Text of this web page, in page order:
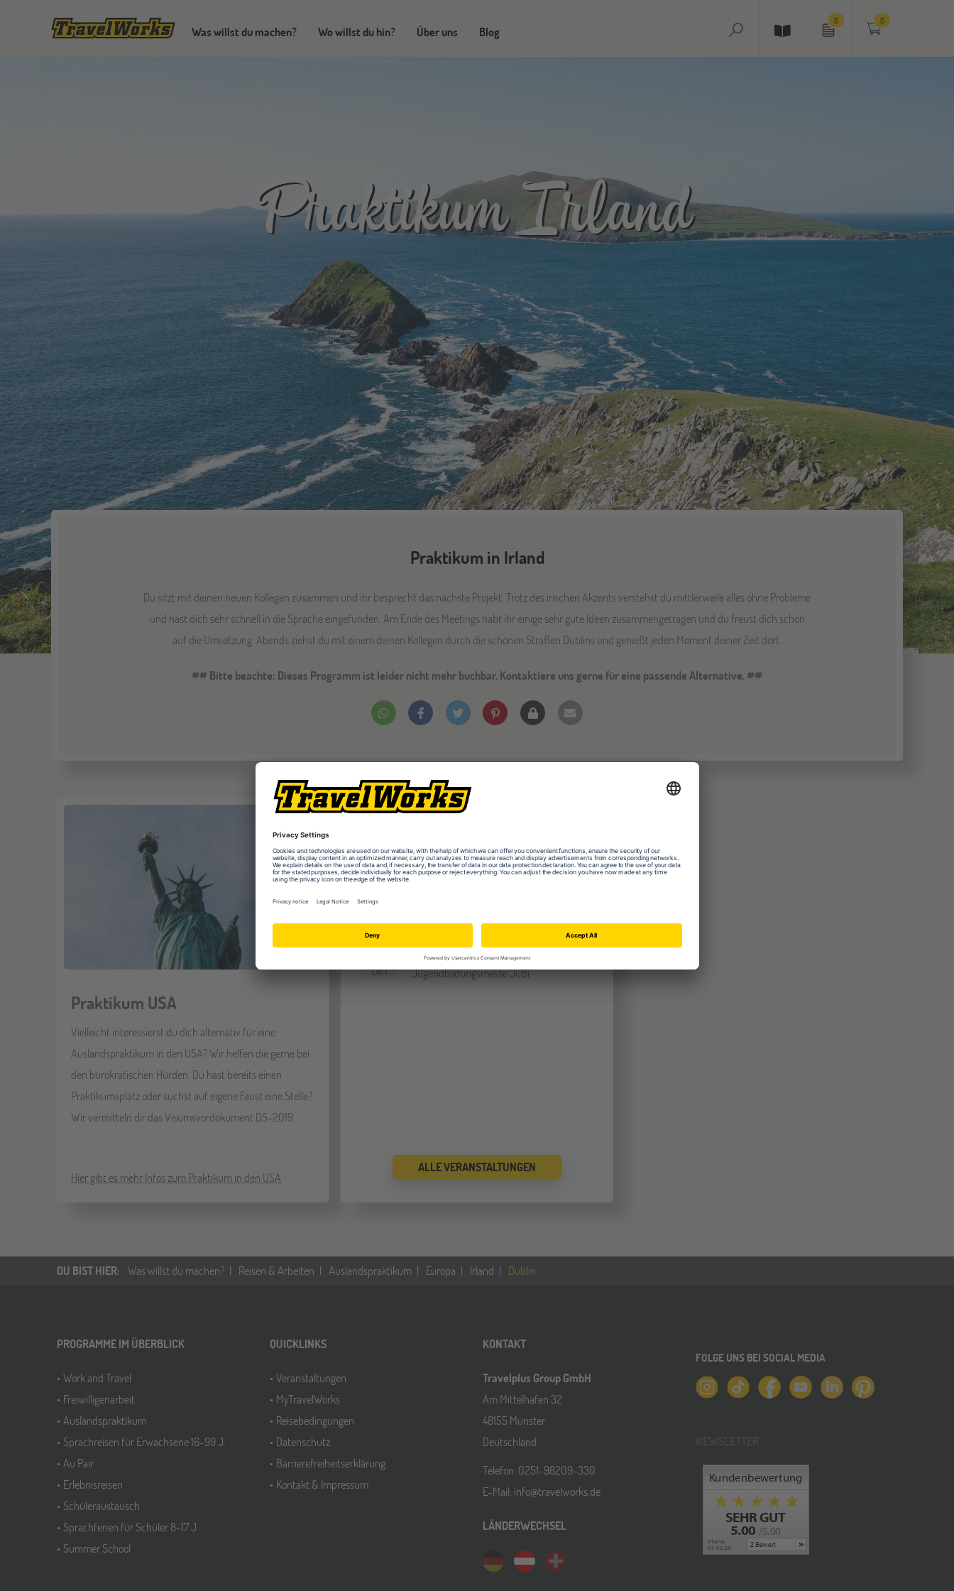
Was willst du machen? Wo willst du hin? Über uns Blog
0 0
Praktikum Irland
Praktikum in Irland
Du sitzt mit deinen neuen Kollegen zusammen und ihr besprecht das nächste Projekt. Trotz des irischen Akzents verstehst du mittlerweile alles ohne Probleme
und hast dich sehr schnell in die Sprache eingefunden. Am Ende des Meetings habt ihr einige sehr gute Ideen zusammengetragen und du freust dich schon
auf die Umsetzung. Abends ziehst du mit einem deinen Kollegen durch die schönen Straßen Dublins und genießt jeden Moment deiner Zeit dort.
## Bitte beachte: Dieses Programm ist leider nicht mehr buchbar. Kontaktiere uns gerne für eine passende Alternative. ##
Praktikum USA
Vielleicht interessierst du dich alternativ für eine
Auslandspraktikum in den USA? Wir helfen die gerne bei
den bürokratischen Hürden. Du hast bereits einen
Praktikumsplatz oder suchst auf eigene Faust eine Stelle?
Wir vermitteln dir das Visumsvordokument DS-2019.
Hier gibt es mehr Infos zum Praktikum in den USA
03 Wien
OKT
Gräfelfing
Jugendbildungsmesse JuBi
ALLE VERANSTALTUNGEN
DU BIST HIER: Was willst du machen? Reisen & Arbeiten Auslandspraktikum Europa Irland Dublin
PROGRAMME IM ÜBERBLICK
Work and Travel
Freiwilligenarbeit
Auslandspraktikum
Sprachreisen für Erwachsene 16-99 J.
Au Pair
Erlebnisreisen
Schüleraustausch
Sprachferien für Schüler 8-17 J.
Summer School
QUICKLINKS
Veranstaltungen
MyTravelWorks
Reisebedingungen
Datenschutz
Barrierefreiheitserklärung
Kontakt & Impressum
KONTAKT
Travelplus Group GmbH
Am Mittelhafen 32
48155 Münster
Deutschland
Telefon: 0251-98209-330
E-Mail: info@travelworks.de
LÄNDERWECHSEL
FOLGE UNS BEI SOCIAL MEDIA